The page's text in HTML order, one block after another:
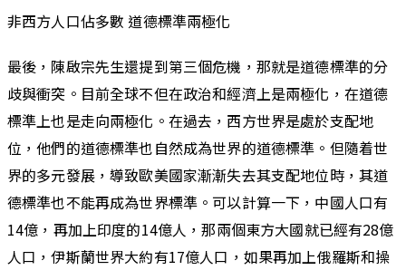
非西方人口佔多數 道德標準兩極化
最後，陳啟宗先生還提到第三個危機，那就是道德標準的分
歧與衝突。目前全球不但在政治和經濟上是兩極化，在道德
標準上也是走向兩極化。在過去，西方世界是處於支配地
位，他們的道德標準也自然成為世界的道德標準。但隨着世
界的多元發展，導致歐美國家漸漸失去其支配地位時，其道
德標準也不能再成為世界標準。可以計算一下，中國人口有
14億，再加上印度的14億人，那兩個東方大國就已經有28億
人口，伊斯蘭世界大約有17億人口，如果再加上俄羅斯和操